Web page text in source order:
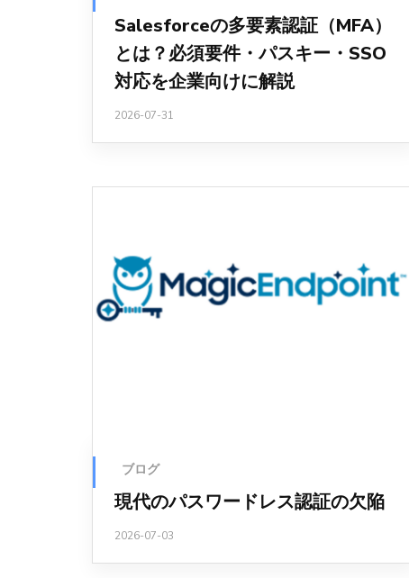
Salesforceの多要素認証（MFA）
とは？必須要件・パスキー・SSO
対応を企業向けに解説
2026-07-31
ブログ
現代のパスワードレス認証の欠陥
2026-07-03